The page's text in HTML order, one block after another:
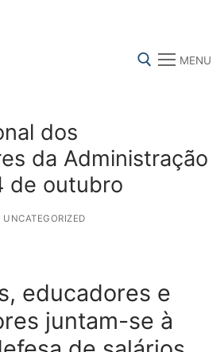
MENU
FRENTE COMUM
dos
da Administração
de outubro
UNCATEGORIZED
educadores e
juntam-se à